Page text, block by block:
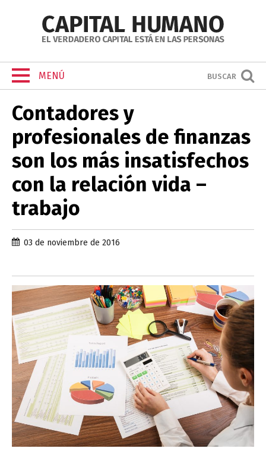
MENÚ BUSCAR
Contadores y
profesionales de finanzas
son los más insatisfechos
con la relación vida –
trabajo
03 de noviembre de 2016